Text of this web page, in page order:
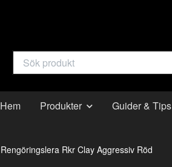
Hem Produkter Guider & Tips
Rengöringslera Rkr Clay Aggressiv Röd